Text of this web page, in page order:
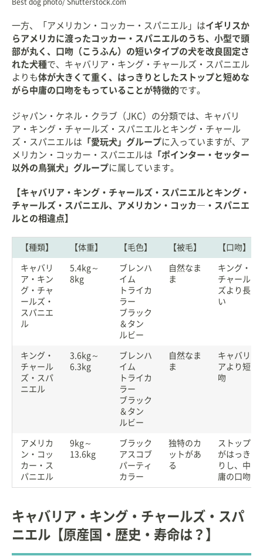
Best dog photo/ Shutterstock.com
一方、「アメリカン・コッカー・スパニエル」はイギリスか
らアメリカに渡ったコッカー・スパニエルのうち、小型で頭
部が丸く、口吻（こうふん）の短いタイプの犬を改良固定さ
れた犬種で、キャバリア・キング・チャールズ・スパニエル
よりも体が大きくて重く、はっきりとしたストップと短めな
がら中庸の口吻をもっていることが特徴的です。
ジャパン・ケネル・クラブ（JKC）の分類では、キャバリ
ア・キング・チャールズ・スパニエルとキング・チャール
ズ・スパニエルは 「愛玩犬」グループに入っていますが、ア
メリカン・コッカー・スパニエルは 「ポインター・セッター
以外の鳥猟犬」グループに属しています。
【キャバリア・キング・チャールズ・スパニエルとキング・
チャールズ・スパニエル、アメリカン・コッカ―・スパニエ
ルとの相違点】
【種類】 【体重】 【毛色】 【被毛】 【口吻】
キャバリ
ア・キン
グ・チャ
ールズ・
スパニエ
ル
5.4kg～
8kg
ブレンハ
イム
トライカ
ラー
ブラック
＆タン
ルビー
自然なま
ま
キング・
チャール
ズより長
い
キング・
チャール
ズ・スパ
ニエル
3.6kg～
6.3kg
ブレンハ
イム
トライカ
ラー
ブラック
＆タン
ルビー
自然なま
ま
キャバリ
アより短
吻
アメリカ
ン・コッ
カー・ス
パニエル
9kg～
13.6kg
ブラック
アスコブ
パーティ
カラー
独特のカ
ットがあ
る
ストップ
がはっき
りし、中
庸の口吻
キャバリア・キング・チャールズ・スパ
ニエル【原産国・歴史・寿命は？】